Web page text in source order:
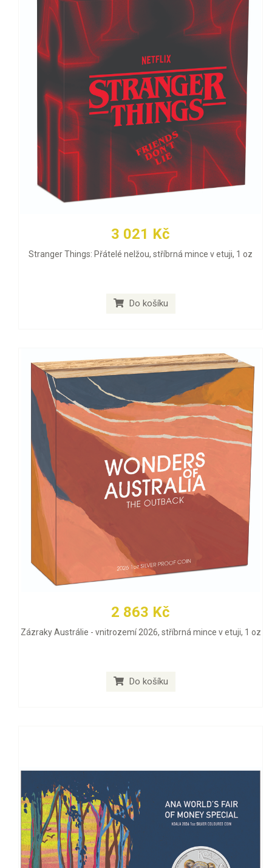
3 021 Kč
Stranger Things: Přátelé nelžou, stříbrná mince v etuji, 1 oz
Do košíku
2 863 Kč
Zázraky Austrálie - vnitrozemí 2026, stříbrná mince v etuji, 1 oz
Do košíku